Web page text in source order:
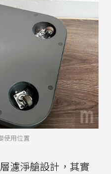
使用位置
濾淨艙設計，其實